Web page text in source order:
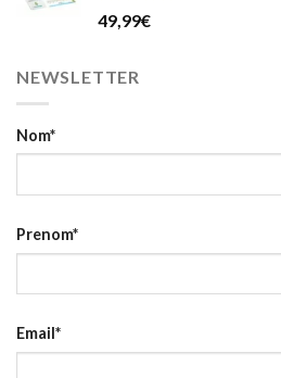
Note4.59
sur 5
49,99€
NEWSLETTER
Nom*
Prenom*
Email*